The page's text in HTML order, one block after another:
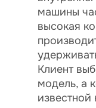
машины
высокая
Клиент
модель, а
известной